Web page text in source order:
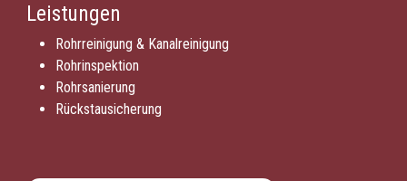
Leistungen
Rohrreinigung & Kanalreinigung
Rohrinspektion
Rohrsanierung
Rückstausicherung